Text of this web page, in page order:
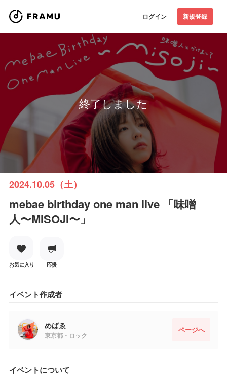
ログイン 新規登録
終了しました
2024.10.05（土）
mebae birthday one man live 「味噌
人〜MISOJI〜」
お気に入り 応援
イベント作成者
めばゑ
東京都・ロック
ページへ
イベントについて